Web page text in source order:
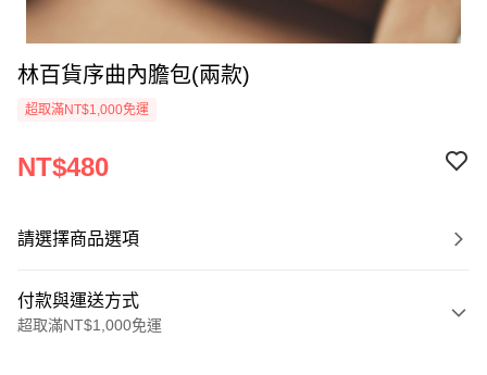
林百貨序曲內膽包(兩款)
超取滿NT$1,000免運
NT$480
請選擇商品選項
付款與運送方式
超取滿NT$1,000免運